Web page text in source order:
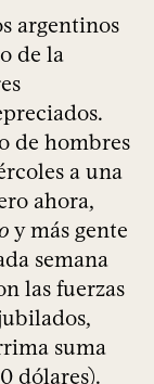
argentinos
de la
de hombres
a una
ahora,
y más gente
semana
las fuerzas
suma
dólares).